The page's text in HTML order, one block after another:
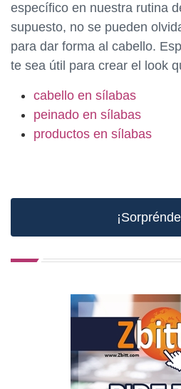
específico en nuestra rutina
supuesto, no se pueden
para dar forma al cabello.
te sea útil para crear el look
cabello en sílabas
peinado en sílabas
productos en sílabas